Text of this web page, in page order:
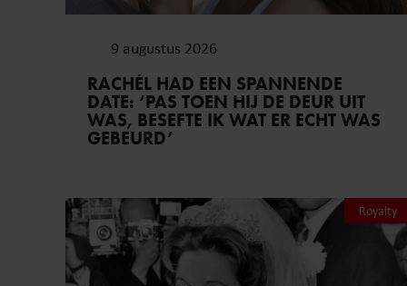
9 augustus 2026
RACHÉL HAD EEN SPANNENDE
DATE: ‘PAS TOEN HIJ DE DEUR UIT
WAS, BESEFTE IK WAT ER ECHT WAS
GEBEURD’
Royalty